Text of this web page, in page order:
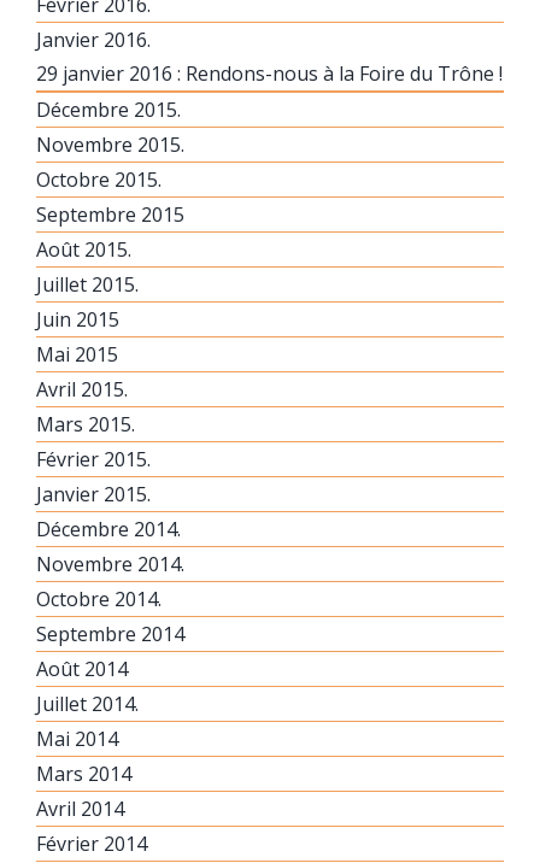
Janvier 2016.
29 janvier 2016 : Rendons-nous à la Foire du Trône !
Décembre 2015.
Novembre 2015.
Octobre 2015.
Septembre 2015
Août 2015.
Juillet 2015.
Juin 2015
Mai 2015
Avril 2015.
Mars 2015.
Février 2015.
Janvier 2015.
Décembre 2014.
Novembre 2014.
Octobre 2014.
Septembre 2014
Août 2014
Juillet 2014.
Mai 2014
Mars 2014
Avril 2014
Février 2014